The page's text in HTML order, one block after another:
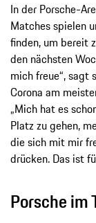
In der Porsche-
Matches spielen
finden, um bereit
den nächsten
mich freue“, sagt
Corona am
„Mich hat es
Platz zu gehen,
die sich mit mir
drücken. Das ist
Porsche im